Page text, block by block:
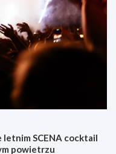
SCENA cocktail
powietrzu